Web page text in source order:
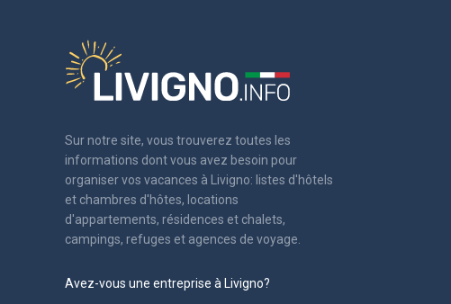
Sur notre site, vous trouverez toutes les
informations dont vous avez besoin pour
organiser vos vacances à Livigno: listes d'hôtels
et chambres d'hôtes, locations
d'appartements, résidences et chalets,
campings, refuges et agences de voyage.
Avez-vous une entreprise à Livigno?